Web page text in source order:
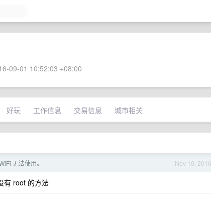
09-01 10:52:03 +08:00
好玩 工作信息 交易信息 城市相关
Nov 10, 2016
无法使用。
有 root 的方法